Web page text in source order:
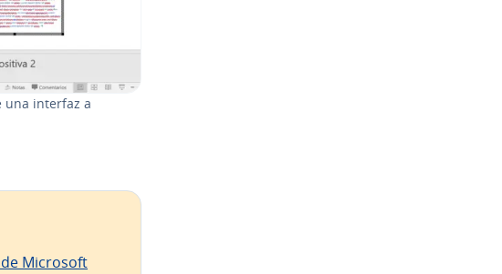
una interfaz a
Microsoft